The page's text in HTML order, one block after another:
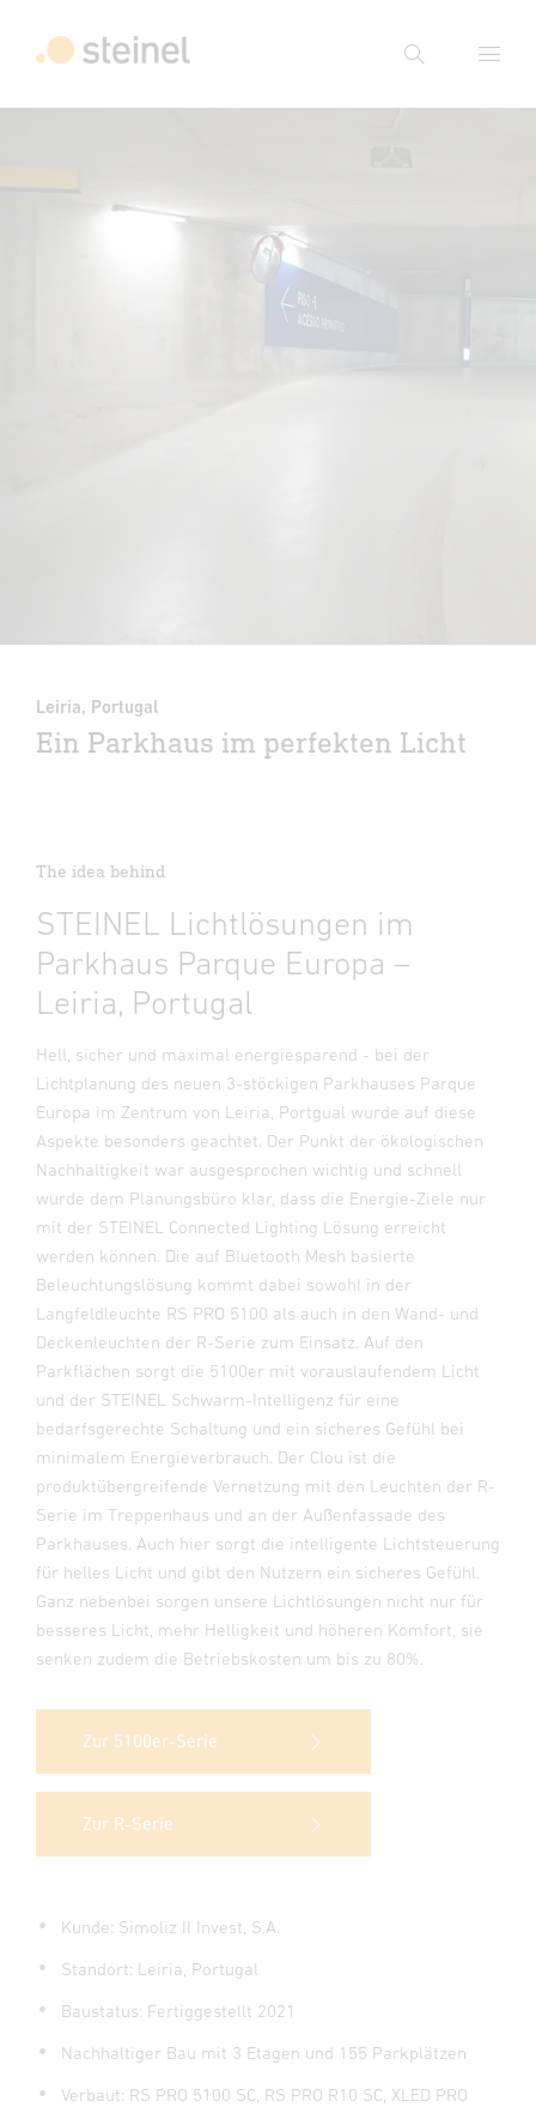
Suche
Leiria, Portugal
Ein Parkhaus im perfekten Licht
The idea behind
STEINEL Lichtlösungen im
Parkhaus Parque Europa –
Leiria, Portugal
Hell, sicher und maximal energiesparend - bei der
Lichtplanung des neuen 3-stöckigen Parkhauses Parque
Europa im Zentrum von Leiria, Portgual wurde auf diese
Aspekte besonders geachtet. Der Punkt der ökologischen
Nachhaltigkeit war ausgesprochen wichtig und schnell
wurde dem Planungsbüro klar, dass die Energie-Ziele nur
mit der STEINEL Connected Lighting Lösung erreicht
werden können. Die auf Bluetooth Mesh basierte
Beleuchtungslösung kommt dabei sowohl in der
Langfeldleuchte RS PRO 5100 als auch in den Wand- und
Deckenleuchten der R-Serie zum Einsatz. Auf den
Parkflächen sorgt die 5100er mit vorauslaufendem Licht
und der STEINEL Schwarm-Intelligenz für eine
bedarfsgerechte Schaltung und ein sicheres Gefühl bei
minimalem Energieverbrauch. Der Clou ist die
produktübergreifende Vernetzung mit den Leuchten der R-
Serie im Treppenhaus und an der Außenfassade des
Parkhauses. Auch hier sorgt die intelligente Lichtsteuerung
für helles Licht und gibt den Nutzern ein sicheres Gefühl.
Ganz nebenbei sorgen unsere Lichtlösungen nicht nur für
besseres Licht, mehr Helligkeit und höheren Komfort, sie
senken zudem die Betriebskosten um bis zu 80%.
Zur 5100er-Serie
Zur R-Serie
Kunde: Simoliz II Invest, S.A.
Standort: Leiria, Portugal
Baustatus: Fertiggestellt 2021
Nachhaltiger Bau mit 3 Etagen und 155 Parkplätzen
Verbaut: RS PRO 5100 SC, RS PRO R10 SC, XLED PRO